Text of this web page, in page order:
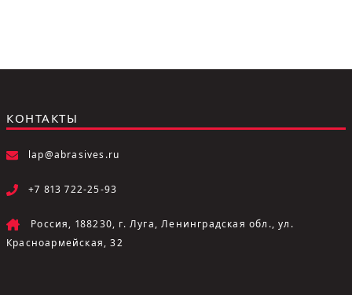
КОНТАКТЫ
lap@abrasives.ru
+7 813 722-25-93
Россия, 188230, г. Луга, Ленинградская обл., ул.
Красноармейская, 32